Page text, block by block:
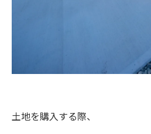
土地を購入する際、